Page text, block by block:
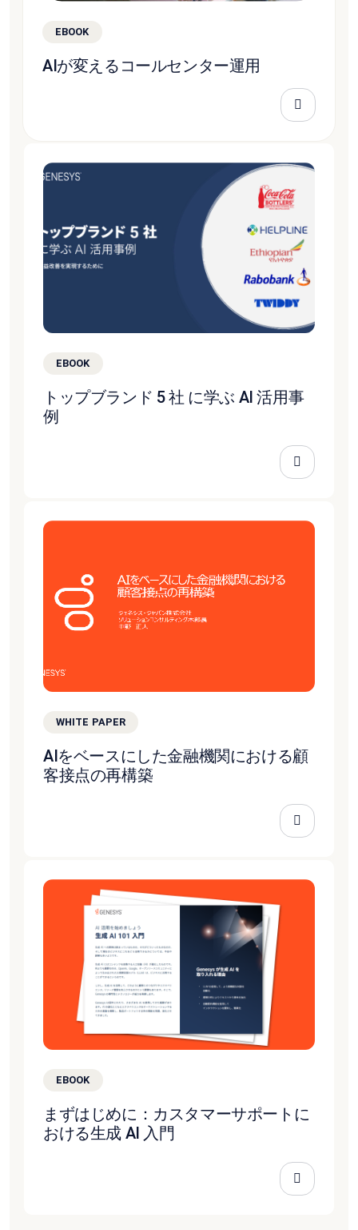
EBOOK
AIが変えるコールセンター運用
EBOOK
トップブランド 5 社 に学ぶ AI 活用事
例
WHITE PAPER
AIをベースにした金融機関における顧
客接点の再構築
EBOOK
まずはじめに：カスタマーサポートに
おける生成 AI 入門